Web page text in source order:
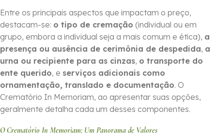
Entre os principais aspectos que impactam o preço,
destacam-se: o tipo de cremação (individual ou em
grupo, embora a individual seja a mais comum e ética), a
presença ou ausência de cerimônia de despedida, a
urna ou recipiente para as cinzas, o transporte do
ente querido, e serviços adicionais como
ornamentação, translado e documentação. O
Crematório In Memoriam, ao apresentar suas opções,
geralmente detalha cada um desses componentes.
O Crematório In Memoriam: Um Panorama de Valores